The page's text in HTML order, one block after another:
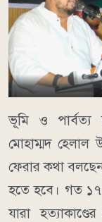
ভূমি ও পার্বত্য
মোহাম্মদ হেলাল
ফেরার কথা
হতে হবে। গত
যারা